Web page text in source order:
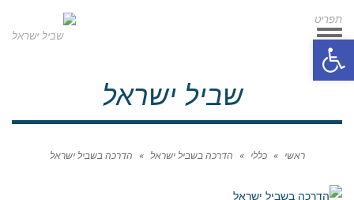
פתח סרגל נגישות
תפריט
תפריט
שביל ישראל
ראשי » כללי » הדרכה בשביל ישראל » הדרכה בשביל ישראל